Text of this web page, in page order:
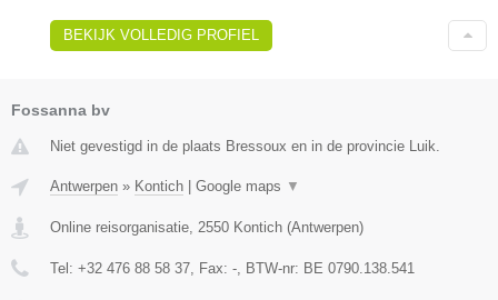
BEKIJK VOLLEDIG PROFIEL
Fossanna bv
Niet gevestigd in de plaats Bressoux en in de provincie Luik.
Antwerpen » Kontich Google maps ▼
Online reisorganisatie, 2550 Kontich (Antwerpen)
Tel: +32 476 88 58 37, Fax: -, BTW-nr: BE 0790.138.541